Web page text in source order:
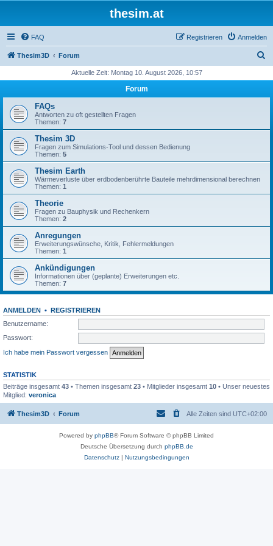
thesim.at
FAQ Anmelden
Registrieren
Thesim3D Forum
h
Aktuelle Zeit: Montag 10. August 2026, 10:57
Forum
FAQs
Antworten zu oft gestellten Fragen
Themen: 7
Thesim 3D
Fragen zum Simulations-Tool und dessen Bedienung
Themen: 5
Thesim Earth
Wärmeverluste über erdbodenberührte Bauteile mehrdimensional berechnen
Themen: 1
Theorie
Fragen zu Bauphysik und Rechenkern
Themen: 2
Anregungen
Erweiterungswünsche, Kritik, Fehlermeldungen
Themen: 1
Ankündigungen
Informationen über (geplante) Erweiterungen etc.
Themen: 7
ANMELDEN • REGISTRIEREN
Benutzername:
Passwort:
Ich habe mein Passwort vergessen
STATISTIK
Beiträge insgesamt 43 • Themen insgesamt 23 • Mitglieder insgesamt 10 • Unser neuestes
Mitglied: veronica
Thesim3D Forum Alle Zeiten sind UTC+02:00
Powered by phpBB® Forum Software © phpBB Limited
Deutsche Übersetzung durch phpBB.de
Datenschutz| Nutzungsbedingungen